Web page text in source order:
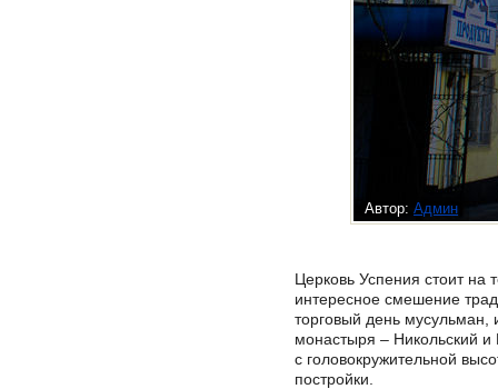
Автор: Админ
Церковь Успения стоит на
интересное смешение
торговый день мусульман,
монастыря – Никольский
с головокружительной
постройки.